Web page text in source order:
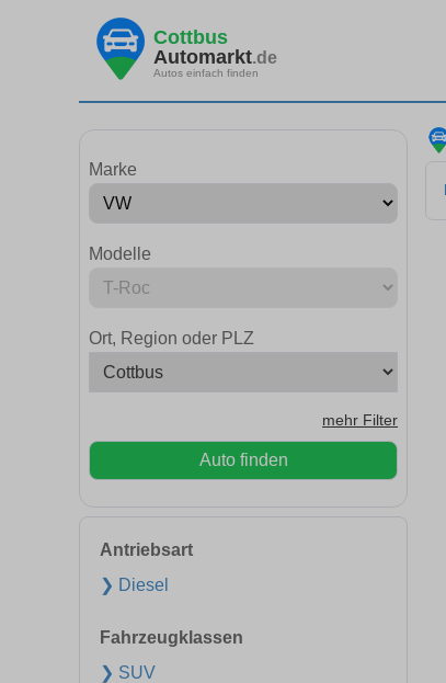
Cottbus
Automarkt.de
Autos einfach finden
Marke
Modelle
Ort, Region oder PLZ
mehr Filter
Auto finden
Antriebsart
❯ Diesel
Fahrzeugklassen
❯ SUV